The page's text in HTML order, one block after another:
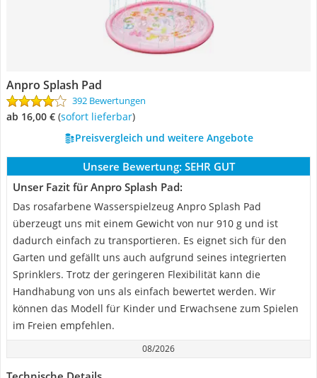
Anpro Splash Pad
392 Bewertungen
ab 16,00 € ( Sofort lieferbar)
Preisvergleich und weitere Angebote
Unsere Bewertung: SEHR GUT
Unser Fazit für Anpro Splash Pad:
Das rosafarbene Wasserspielzeug Anpro Splash Pad
überzeugt uns mit einem Gewicht von nur 910 g und ist
dadurch einfach zu transportieren. Es eignet sich für den
Garten und gefällt uns auch aufgrund seines integrierten
Sprinklers. Trotz der geringeren Flexibilität kann die
Handhabung von uns als einfach bewertet werden. Wir
können das Modell für Kinder und Erwachsene zum Spielen
im Freien empfehlen.
08/2026